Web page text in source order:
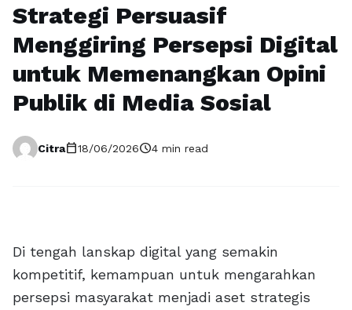
Strategi Persuasif
Menggiring Persepsi Digital
untuk Memenangkan Opini
Publik di Media Sosial
Citracalendar_today18/06/2026schedule4 min read
Di tengah lanskap digital yang semakin
kompetitif, kemampuan untuk mengarahkan
persepsi masyarakat menjadi aset strategis